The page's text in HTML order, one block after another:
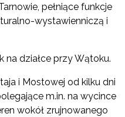
pełniące funkcje
wystawienniczą i
na działce przy Wątoku.
i Mostowej od kilku dni
m.in. na wycince
wokół zrujnowanego